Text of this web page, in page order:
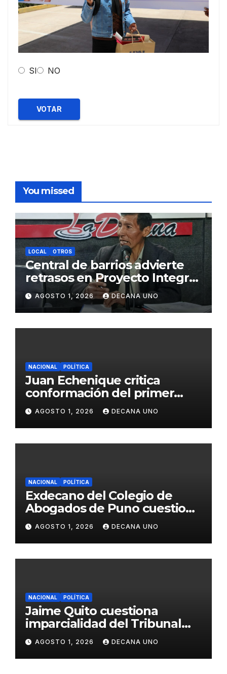
SI NO
VOTAR
You missed
LOCAL OTROS
Central de barrios advierte
retrasos en Proyecto Integral
de Agua y Alcantarillado para
Juliaca
AGOSTO 1, 2026 DECANA UNO
NACIONAL POLÍTICA
Juan Echenique critica
conformación del primer
gabinete ministerial de Keiko
Fujimori
AGOSTO 1, 2026 DECANA UNO
NACIONAL POLÍTICA
Exdecano del Colegio de
Abogados de Puno cuestiona
propuestas sobre seguridad
ciudadana
AGOSTO 1, 2026 DECANA UNO
NACIONAL POLÍTICA
Jaime Quito cuestiona
imparcialidad del Tribunal
Constitucional tras liberación
de Ollanta Humala
AGOSTO 1, 2026 DECANA UNO